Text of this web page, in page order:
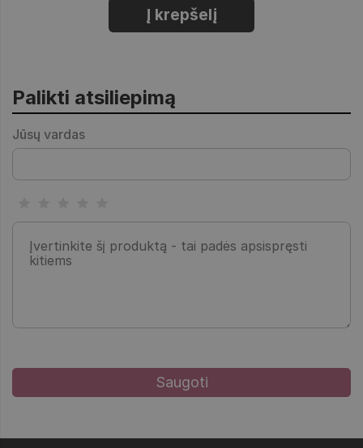
Į krepšelį
Palikti atsiliepimą
Jūsų vardas